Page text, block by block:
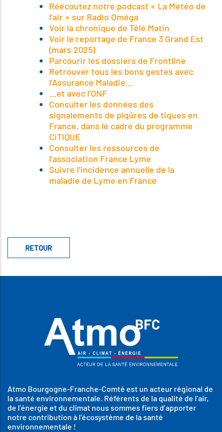
Réécoutez notre podcast « La Météo de
l’air » sur Radio Oméga
Voir la chronique de Télé Matin
Voir le reportage de France 3 Grand Est
(mars 2025)
Parcourir les dossiers de Frontline
Retrouver tous les bons gestes avec
l’Assurance Maladie…
…et avec l’ONF
Consulter les données des
signalements de piqûres de tiques en
France, dans le cadre du programme
CiTIQUE
Consulter les ressources de
l’association France Lyme
Suivre l’incidence annuelle de la
maladie de Lyme en France
Atmo Bourgogne-Franche-Comté est un acteur régional de
la santé environnementale. Référents de la qualité de l’air,
de l’énergie et du climat nous sommes fiers d’apporter
notre contribution à l’écosystème de la santé
environnementale !